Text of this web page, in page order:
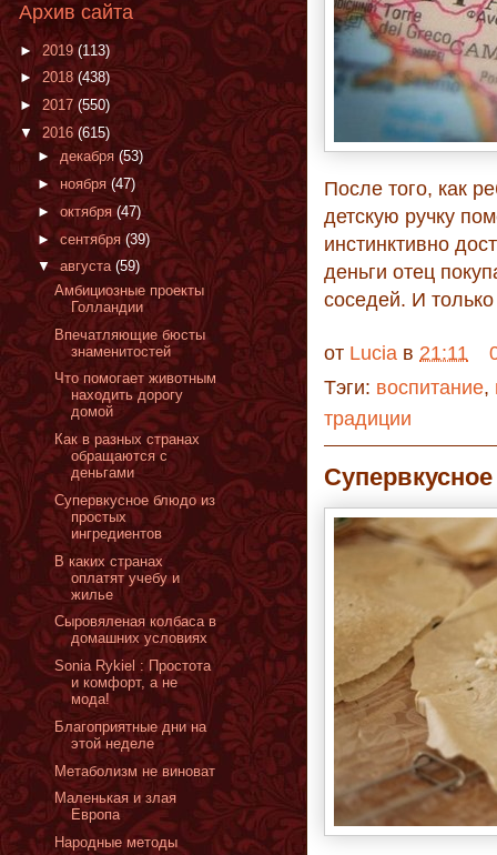
После того, как
детскую ручку
инстинктивно
деньги отец
соседей. И
от Lucia в 21:11
Тэги: воспитание,
традиции
Архив сайта
► 2019 (113)
►2018 (438)
► 2017 (550)
▼ 2016(615)
► декабря (53)
►ноября (47)
► октября(47)
►сентября (39)
▼ августа (59)
Амбициозные проекты
Голландии
Впечатляющие бюсты
знаменитостей
Что помогает животным
находить дорогу
домой
Как в разных странах
обращаются с
деньгами
Супервкусное блюдо из
простых
ингредиентов
В каких странах
оплатят учебу и
жилье
Сыровяленая колбаса в
домашних условиях
Sonia Rykiel : Простота
и комфорт, а не
мода!
Благоприятные дни на
этой неделе
Метаболизм не виноват
Маленькая и злая
Европа
Народные методы